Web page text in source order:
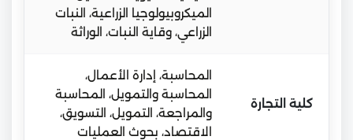
الميكروبيولوجيا الزراعية، النبات
الزراعي، وقاية النبات، الوراثة
كلية التجارة
المحاسبة، إدارة الأعمال،
المحاسبة والتمويل، المحاسبة
والمراجعة، التمويل، التسويق،
الاقتصاد، بحوث العمليات